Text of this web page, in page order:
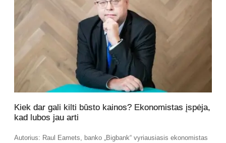
Kiek dar gali kilti būsto kainos? Ekonomistas įspėja,
kad lubos jau arti
Autorius: Raul Eamets, banko „Bigbank“ vyriausiasis ekonomistas